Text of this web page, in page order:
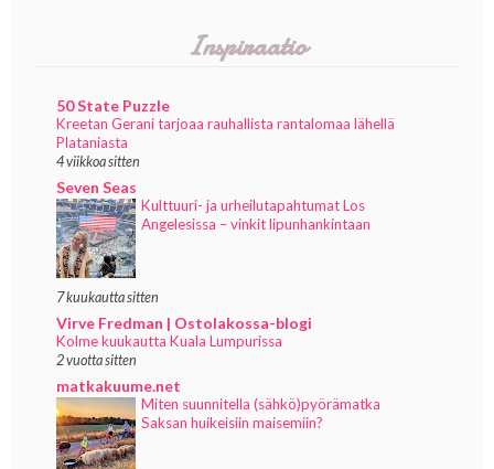
Inspiraatio
50 State Puzzle
Kreetan Gerani tarjoaa rauhallista rantalomaa lähellä
Plataniasta
4 viikkoa sitten
Seven Seas
Kulttuuri- ja urheilutapahtumat Los
Angelesissa – vinkit lipunhankintaan
7 kuukautta sitten
Virve Fredman | Ostolakossa-blogi
Kolme kuukautta Kuala Lumpurissa
2 vuotta sitten
matkakuume.net
Miten suunnitella (sähkö)pyörämatka
Saksan huikeisiin maisemiin?